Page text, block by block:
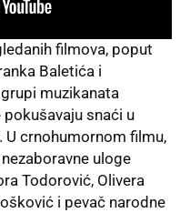
filmova, poput
Baletića i
muzikanata
snaći u
crnohumornom filmu,
uloge
Todorović, Olivera
i pevač narodne